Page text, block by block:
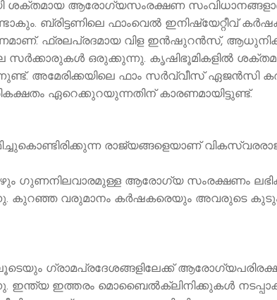
ആരോഗ്യസംരക്ഷണ
ബ്രിട്ടണിലെ ഫാംവെല്‍ ഇനിഷ്യേറ്റീവ്
ഫ്രലപ്രദമായ വിള ഇൻഷുറൻസ്,
സര്‍ക്കാരുകള്‍ ഒരുക്കുന്നു. കൃഷിഭൂമികളില്‍
അമേരിക്കയിലെ ഫാം സര്‍വ്വീസ് ഏജന്‍സി
ഏറെക്കുറയുന്നതിന് കാരണമായിട്ടുണ്ട്.
രാജ്യങ്ങളെയാണ്
ഗുണനിലവാരമുള്ള ആരോഗ്യ സംരക്ഷണം
കുറഞ്ഞ വരുമാനം കർഷകരെയും അവരുടെ
ഗ്രാമപ്രദേശങ്ങളിലേക്ക്
ഇന്ത്യ ഇത്തരം മൊബൈല്‍ക്ലിനിക്കുകള്‍